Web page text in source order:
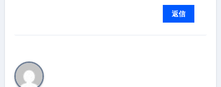
返信